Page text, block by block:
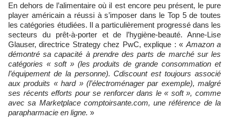
En dehors de l’alimentaire où il est encore peu présent, le pure
player américain a réussi à s’imposer dans le Top 5 de toutes
les catégories étudiées. Il a particulièrement progressé dans les
secteurs du prêt-à-porter et de l’hygiène-beauté. Anne-Lise
Glauser, directrice Strategy chez PwC, explique : « Amazon a
démontré sa capacité à prendre des parts de marché sur les
catégories « soft » (les produits de grande consommation et
l’équipement de la personne). Cdiscount est toujours associé
aux produits « hard » (l’électroménager par exemple), malgré
ses récents efforts pour se renforcer dans le « soft », comme
avec sa Marketplace comptoirsante.com, une référence de la
parapharmacie en ligne. »